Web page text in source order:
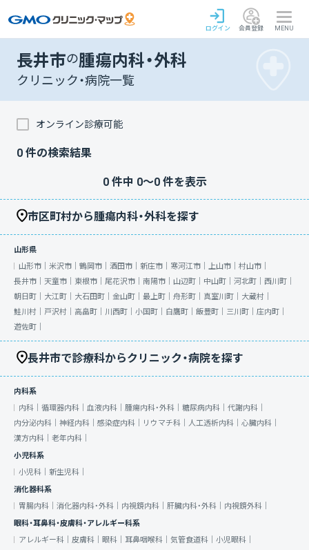
ログイン 会員登録 MENU
長井市の腫瘍内科・外科
クリニック・病院一覧
オンライン診療可能
0 件の検索結果
0件中 0〜0件を表示
市区町村から腫瘍内科・外科を探す
山形県
山形市｜ 米沢市｜ 鶴岡市｜ 酒田市｜ 新庄市｜ 寒河江市｜ 上山市｜ 村山市｜
長井市｜ 天童市｜ 東根市｜ 尾花沢市｜ 南陽市｜ 山辺町｜ 中山町｜ 河北町｜ 西川町｜
朝日町｜ 大江町｜ 大石田町｜ 金山町｜ 最上町｜ 舟形町｜ 真室川町｜ 大蔵村｜
鮭川村｜ 戸沢村｜ 高畠町｜ 川西町｜ 小国町｜ 白鷹町｜ 飯豊町｜ 三川町｜ 庄内町｜
遊佐町｜
長井市で診療科からクリニック・病院を探す
内科系
内科｜ 循環器内科｜ 血液内科｜ 腫瘍内科・外科｜ 糖尿病内科｜ 代謝内科｜
内分泌内科｜ 神経内科｜ 感染症内科｜ リウマチ科｜ 人工透析内科｜ 心臓内科｜
漢方内科｜ 老年内科｜
小児科系
小児科｜ 新生児科｜
消化器科系
胃腸内科｜ 消化器内科・外科｜ 内視鏡内科｜ 肝臓内科・外科｜ 内視鏡外科｜
眼科・耳鼻科・皮膚科・アレルギー科系
アレルギー科｜ 皮膚科｜ 眼科｜ 耳鼻咽喉科｜ 気管食道科｜ 小児眼科｜